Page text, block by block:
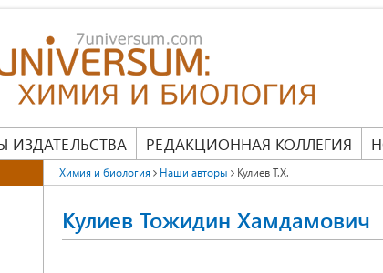
ИЗДАТЕЛЬСТВА РЕДАКЦИОННАЯ КОЛЛЕГИЯ
Химия и биология Наши авторы Кулиев Т.Х.
Кулиев Тожидин Хамдамович